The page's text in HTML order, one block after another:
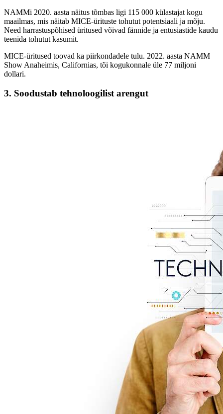
NAMMi 2020. aasta näitus tõmbas ligi 115 000 külastajat kogu
maailmas, mis näitab MICE-ürituste tohutut potentsiaali ja mõju.
Need harrastuspõhised üritused võivad fännide ja entusiastide kaudu
teenida tohutut kasumit.
MICE-üritused toovad ka piirkondadele tulu. 2022. aasta NAMM
Show Anaheimis, Californias, tõi kogukonnale üle 77 miljoni
dollari.
3. Soodustab tehnoloogilist arengut